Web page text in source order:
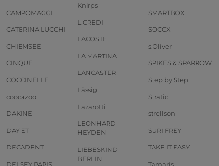
CAMPOMAGGI
CATERINA LUCCHI
CHIEMSEE
CINQUE
COCCINELLE
coocazoo
DAKINE
DAY ET
DECADENT
DELSEY PARIS
Knirps
L.CREDI
LACOSTE
LA MARTINA
LANCASTER
Lässig
Lazarotti
LEONHARD
HEYDEN
LIEBESKIND
BERLIN
SMARTBOX
SOCCX
s.Oliver
SPIKES & SPARROW
Step by Step
Stratic
strellson
SURI FREY
TAKE IT EASY
Tamaris